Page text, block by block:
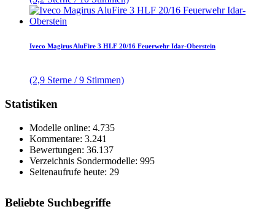
Iveco Magirus AluFire 3 HLF 20/16 Feuerwehr Idar-Oberstein
(2,9 Sterne / 9 Stimmen)
Statistiken
Modelle online: 4.735
Kommentare: 3.241
Bewertungen: 36.137
Verzeichnis Sondermodelle: 995
Seitenaufrufe heute: 29
Beliebte Suchbegriffe